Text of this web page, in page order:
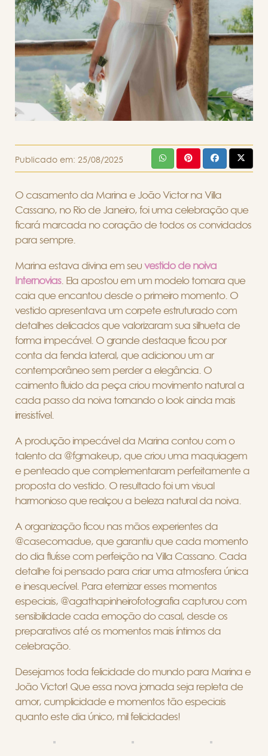
Publicado em: 25/08/2025
O casamento da Marina e João Victor na Villa
Cassano, no Rio de Janeiro, foi uma celebração que
ficará marcada no coração de todos os convidados
para sempre.
Marina estava divina em seu vestido de noiva
Internovias. Ela apostou em um modelo tomara que
caia que encantou desde o primeiro momento. O
vestido apresentava um corpete estruturado com
detalhes delicados que valorizaram sua silhueta de
forma impecável. O grande destaque ficou por
conta da fenda lateral, que adicionou um ar
contemporâneo sem perder a elegância. O
caimento fluido da peça criou movimento natural a
cada passo da noiva tornando o look ainda mais
irresistível.
A produção impecável da Marina contou com o
talento da @fgmakeup, que criou uma maquiagem
e penteado que complementaram perfeitamente a
proposta do vestido. O resultado foi um visual
harmonioso que realçou a beleza natural da noiva.
A organização ficou nas mãos experientes da
@casecomadue, que garantiu que cada momento
do dia fluísse com perfeição na Villa Cassano. Cada
detalhe foi pensado para criar uma atmosfera única
e inesquecível. Para eternizar esses momentos
especiais, @agathapinheirofotografia capturou com
sensibilidade cada emoção do casal, desde os
preparativos até os momentos mais íntimos da
celebração.
Desejamos toda felicidade do mundo para Marina e
João Victor! Que essa nova jornada seja repleta de
amor, cumplicidade e momentos tão especiais
quanto este dia único, mil felicidades!